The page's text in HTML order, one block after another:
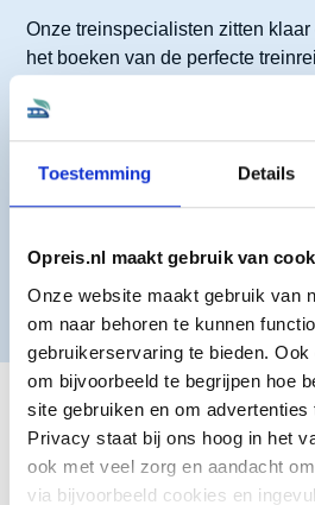
Toestemming Details
Opreis.nl maakt gebruik van
Onze website maakt gebruik van
om naar behoren te kunnen
gebruikerservaring te bieden.
om bijvoorbeeld te begrijpen hoe
site gebruiken en om advertenties
Privacy staat bij ons hoog in het
ook met veel zorg en aandacht
via bijvoorbeeld cookies en
Onze treinspecialisten zitten
het boeken van de perfecte
via onze kalender of start een
Treinreizen
Grand Train Tour Zwitserland